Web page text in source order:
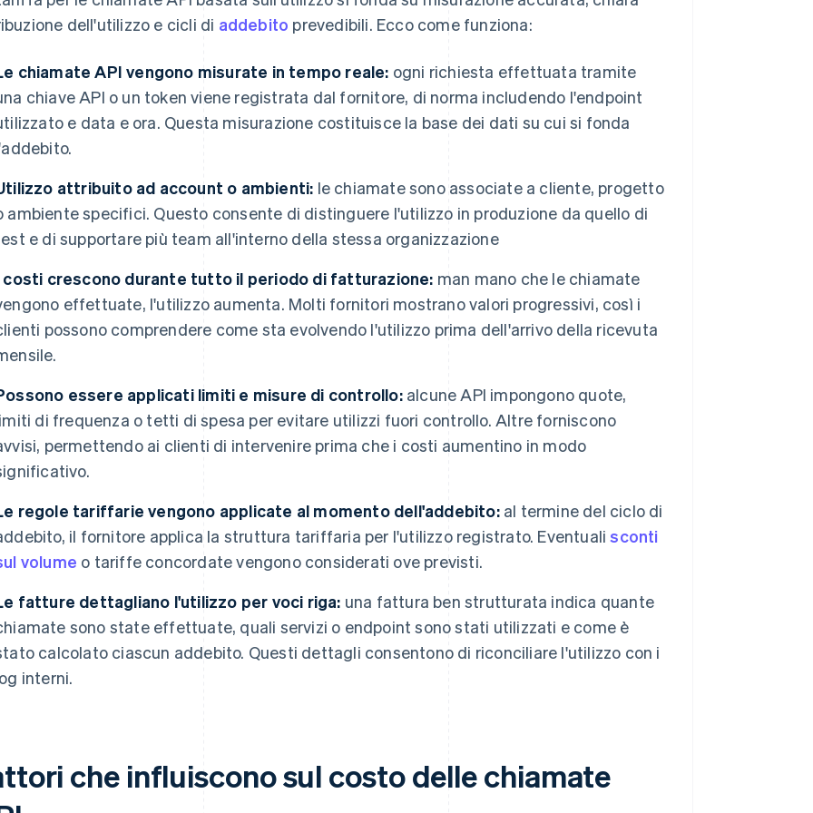
dell'utilizzo e cicli di addebito prevedibili. Ecco come funziona:
chiamate API vengono misurate in tempo reale: ogni richiesta effettuata tramite
chiave API o un token viene registrata dal fornitore, di norma includendo l'endpoint
e data e ora. Questa misurazione costituisce la base dei dati su cui si fonda
attribuito ad account o ambienti: le chiamate sono associate a cliente, progetto
ambiente specifici. Questo consente di distinguere l'utilizzo in produzione da quello di
e di supportare più team all'interno della stessa organizzazione
costi crescono durante tutto il periodo di fatturazione: man mano che le chiamate
effettuate, l'utilizzo aumenta. Molti fornitori mostrano valori progressivi, così i
possono comprendere come sta evolvendo l'utilizzo prima dell'arrivo della ricevuta
essere applicati limiti e misure di controllo:alcune API impongono quote,
di frequenza o tetti di spesa per evitare utilizzi fuori controllo. Altre forniscono
permettendo ai clienti di intervenire prima che i costi aumentino in modo
regole tariffarie vengono applicate al momento dell'addebito:al termine del ciclo di
il fornitore applica la struttura tariffaria per l'utilizzo registrato. Eventualisconti
volume o tariffe concordate vengono considerati ove previsti.
fatture dettagliano l'utilizzo per voci riga: una fattura ben strutturata indica quante
sono state effettuate, quali servizi o endpoint sono stati utilizzati e come è
calcolato ciascun addebito. Questi dettagli consentono di riconciliare l'utilizzo con i
interni.
che influiscono sul costo delle chiamate